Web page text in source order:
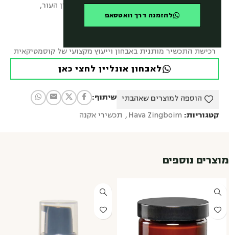
להזמנה דרך וואטסאפ
מי פנים טיפוליים עוצמתיים, לחיטוי, חידוש ואיזון העור,
המיועדים לעור הסובל מאקנה.
רכישת התכשיר מותנית באבחון וייעוץ מקצועי של קוסמטיקאית
לאבחון אונליין לחצי כאן
הוספה למוצרים שאהבתי שיתוף:
קטגוריות: Hava Zingboim
, תכשירי אקנה
מוצרים נוספים